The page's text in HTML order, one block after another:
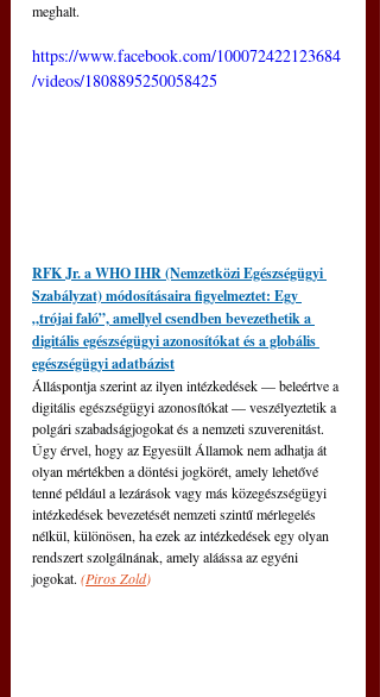
meghalt.
https://www.facebook.com/100072422123684
/videos/1808895250058425
RFK Jr. a WHO IHR (Nemzetközi Egészségügyi
Szabályzat) módosításaira figyelmeztet: Egy
„trójai faló”, amellyel csendben bevezethetik a
digitális egészségügyi azonosítókat és a globális
egészségügyi adatbázist
Álláspontja szerint az ilyen intézkedések — beleértve a
digitális egészségügyi azonosítókat — veszélyeztetik a
polgári szabadságjogokat és a nemzeti szuverenitást.
Úgy érvel, hogy az Egyesült Államok nem adhatja át
olyan mértékben a döntési jogkörét, amely lehetővé
tenné például a lezárások vagy más közegészségügyi
intézkedések bevezetését nemzeti szintű mérlegelés
nélkül, különösen, ha ezek az intézkedések egy olyan
rendszert szolgálnának, amely aláássa az egyéni
jogokat. (Piros Zold)